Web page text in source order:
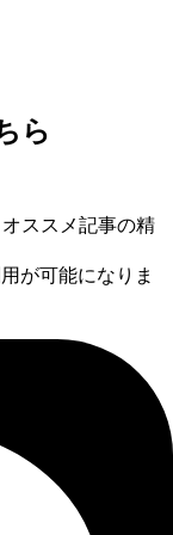
ら
ススメ記事の精
が可能になりま